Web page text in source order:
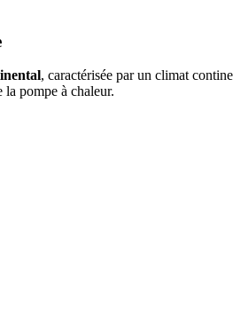
, caractérisée par un climat
la pompe à chaleur.